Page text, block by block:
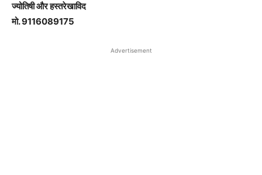
ज्योतिषी और हस्तरेखाविद
मो. 9116089175
Advertisement